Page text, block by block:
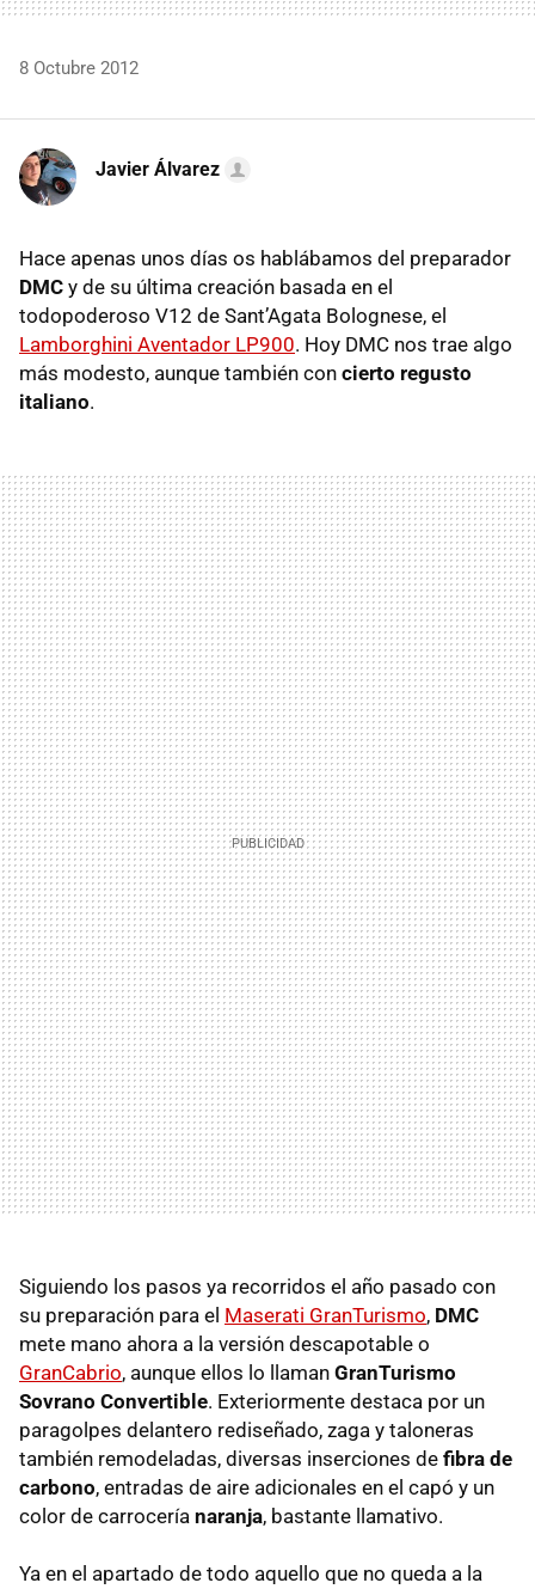
8 Octubre 2012
Javier Álvarez
Hace apenas unos días os hablábamos del preparador
DMC y de su última creación basada en el
todopoderoso V12 de Sant’Agata Bolognese, el
Lamborghini Aventador LP900. Hoy DMC nos trae algo
más modesto, aunque también con cierto regusto
italiano.
Siguiendo los pasos ya recorridos el año pasado con
su preparación para el Maserati GranTurismo, DMC
mete mano ahora a la versión descapotable o
GranCabrio, aunque ellos lo llaman GranTurismo
Sovrano Convertible. Exteriormente destaca por un
paragolpes delantero rediseñado, zaga y taloneras
también remodeladas, diversas inserciones de fibra de
carbono, entradas de aire adicionales en el capó y un
color de carrocería naranja, bastante llamativo.
Ya en el apartado de todo aquello que no queda a la